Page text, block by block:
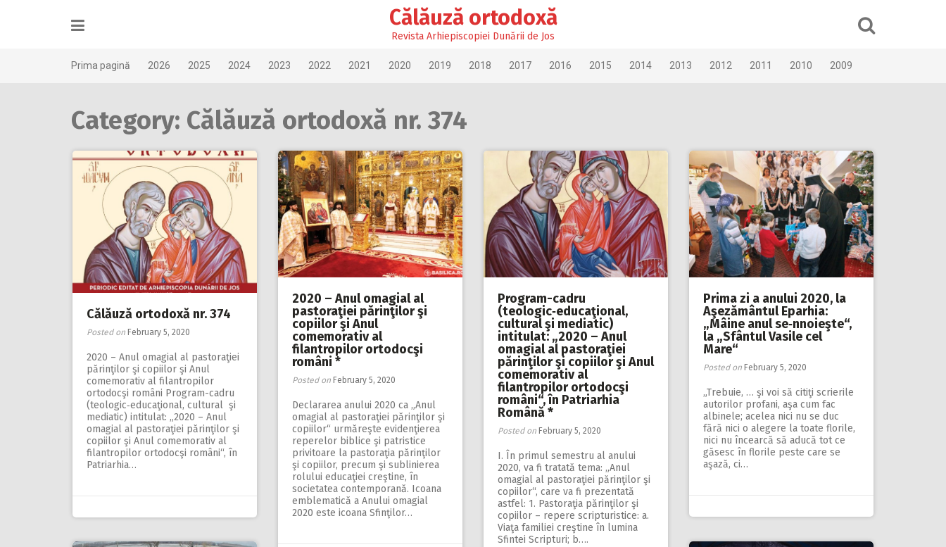
Călăuză ortodoxă
Revista Arhiepiscopiei Dunării de Jos
Prima pagină 2026 2025 2024 2023 2022 2021 2020 2019 2018 2017 2016 2015 2014 2013 2012 2011 2010 2009
Category: Călăuză ortodoxă nr. 374
Călăuză ortodoxă nr. 374
Posted on February 5, 2020
2020 – Anul omagial al pastoraţiei
părinţilor şi copiilor şi Anul
comemorativ al filantropilor
ortodocşi români Program-cadru
(teologic‑educaţional, cultural şi
mediatic) intitulat: „2020 – Anul
omagial al pastoraţiei părinţilor şi
copiilor şi Anul comemorativ al
filantropilor ortodocşi români“, în
Patriarhia…
2020 – Anul omagial al
pastoraţiei părinţilor şi
copiilor şi Anul
comemorativ al
filantropilor ortodocşi
români *
Posted on February 5, 2020
Declararea anului 2020 ca „Anul
omagial al pastoraţiei părinţilor şi
copiilor“ urmăreşte evidenţierea
reperelor biblice şi patristice
privitoare la pastoraţia părinţilor
şi copiilor, precum şi sublinierea
rolului educaţiei creştine, în
societatea contemporană. Icoana
emblematică a Anului omagial
2020 este icoana Sfinţilor…
Program-cadru
(teologic‑educaţional,
cultural şi mediatic)
intitulat: „2020 – Anul
omagial al pastoraţiei
părinţilor şi copiilor şi Anul
comemorativ al
filantropilor ortodocşi
români“, în Patriarhia
Română *
Posted on February 5, 2020
I. În primul semestru al anului
2020, va fi tratată tema: „Anul
omagial al pastoraţiei părinţilor şi
copiilor“, care va fi prezentată
astfel: 1. Pastoraţia părinţilor şi
copiilor – repere scripturistice: a.
Viaţa familiei creştine în lumina
Sfintei Scripturi; b….
Prima zi a anului 2020, la
Aşezământul Eparhia:
„Mâine anul se‑nnoieşte“,
la „Sfântul Vasile cel
Mare“
Posted on February 5, 2020
„Trebuie, … şi voi să citiţi scrierile
autorilor profani, aşa cum fac
albinele; acelea nici nu se duc
fără nici o alegere la toate florile,
nici nu încearcă să aducă tot ce
găsesc în florile peste care se
aşază, ci…